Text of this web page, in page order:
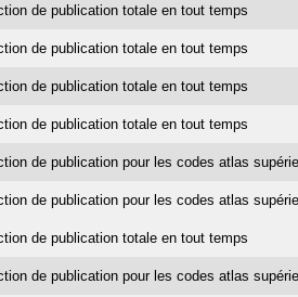
de publication totale en tout temps
de publication totale en tout temps
de publication totale en tout temps
de publication totale en tout temps
de publication pour les codes atlas
de publication pour les codes atlas
de publication totale en tout temps
de publication pour les codes atlas